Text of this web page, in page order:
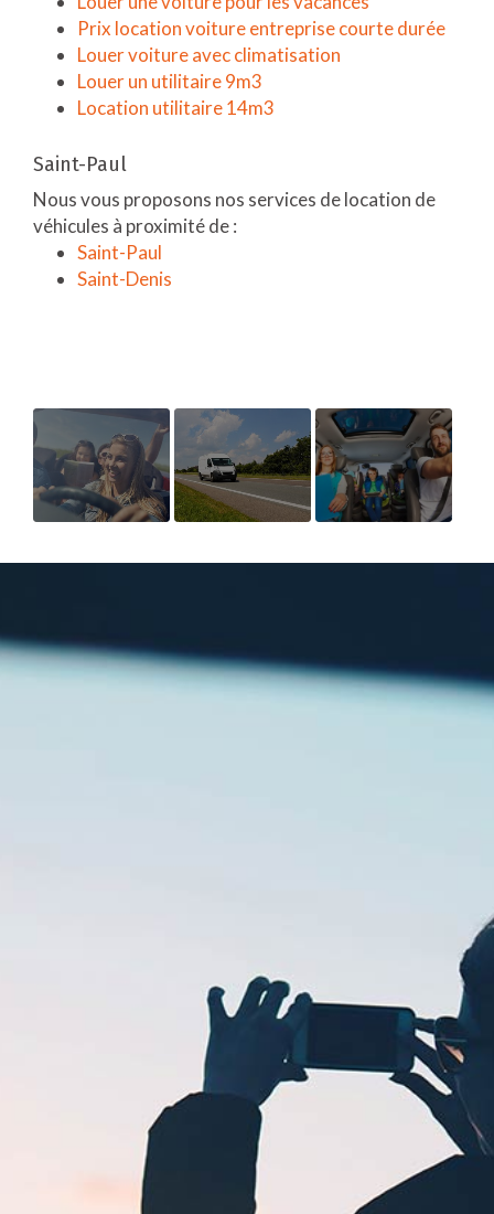
Prix location voiture entreprise courte durée
Louer voiture avec climatisation
Louer un utilitaire 9m3
Location utilitaire 14m3
Saint-Paul
Nous vous proposons nos services de location de
véhicules à proximité de :
Saint-Paul
Saint-Denis
DE
AVEC 4
PLACES
DE
DÉMÉNAGEMENT
NOUVEAU